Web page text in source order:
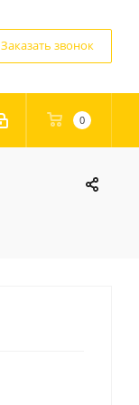
Заказать звонок
0